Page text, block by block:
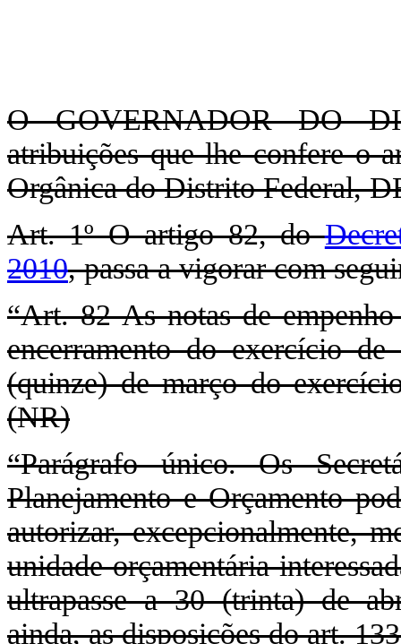
O GOVERNADOR DO
atribuições que lhe confere
Orgânica do Distrito Federal,
Art. 1º O artigo 82, do
2010, passa a vigorar com
“Art. 82 As notas de
encerramento do exercício
(quinze) de março do
(NR)
“Parágrafo único. Os
Planejamento e Orçamento
autorizar, excepcionalmente,
unidade orçamentária
ultrapasse a 30 (trinta) de
ainda, as disposições do art.